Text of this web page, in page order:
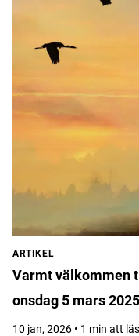
ARTIKEL
Varmt välkommen
onsdag 5 mars 2025
10 jan, 2026 • 1 min att